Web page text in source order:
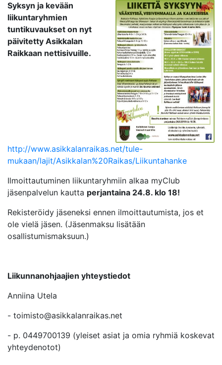
Syksyn ja kevään
liikuntaryhmien
tuntikuvaukset on nyt
päivitetty Asikkalan
Raikkaan nettisivuille.
http://www.asikkalanraikas.net/tule-
mukaan/lajit/Asikkalan%20Raikas/Liikuntahanke
Ilmoittautuminen liikuntaryhmiin alkaa myClub
jäsenpalvelun kautta perjantaina 24.8. klo 18!
Rekisteröidy jäseneksi ennen ilmoittautumista, jos et
ole vielä jäsen. (Jäsenmaksu lisätään
osallistumismaksuun.)
Liikunnanohjaajien yhteystiedot
Anniina Utela
- toimisto@asikkalanraikas.net
- p. 0449700139 (yleiset asiat ja omia ryhmiä koskevat
yhteydenotot)